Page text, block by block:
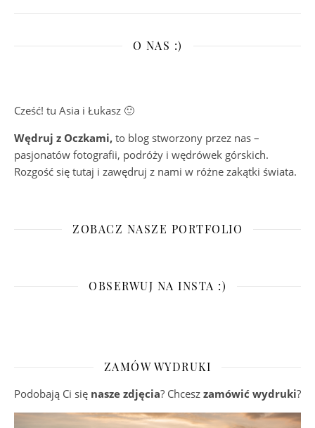
O NAS :)
Cześć! tu Asia i Łukasz 🙂
Wędruj z Oczkami, to blog stworzony przez nas –
pasjonatów fotografii, podróży i wędrówek górskich.
Rozgość się tutaj i zawędruj z nami w różne zakątki świata.
ZOBACZ NASZE PORTFOLIO
OBSERWUJ NA INSTA :)
ZAMÓW WYDRUKI
Podobają Ci się nasze zdjęcia? Chcesz zamówić wydruki?